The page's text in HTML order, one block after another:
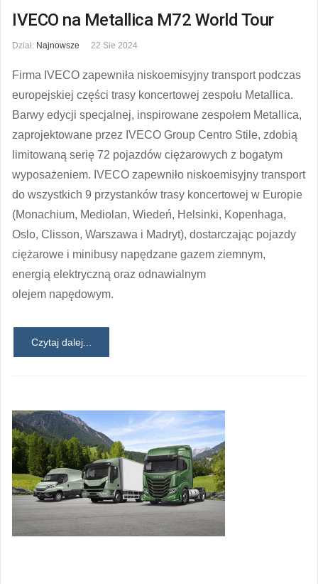
IVECO na Metallica M72 World Tour
Dział: Najnowsze 22 Sie 2024
Firma IVECO zapewniła niskoemisyjny transport podczas
europejskiej części trasy koncertowej zespołu Metallica.
Barwy edycji specjalnej, inspirowane zespołem Metallica,
zaprojektowane przez IVECO Group Centro Stile, zdobią
limitowaną serię 72 pojazdów ciężarowych z bogatym
wyposażeniem. IVECO zapewniło niskoemisyjny transport
do wszystkich 9 przystanków trasy koncertowej w Europie
(Monachium, Mediolan, Wiedeń, Helsinki, Kopenhaga,
Oslo, Clisson, Warszawa i Madryt), dostarczając pojazdy
ciężarowe i minibusy napędzane gazem ziemnym,
energią elektryczną oraz odnawialnym
olejem napędowym.
Czytaj dalej...